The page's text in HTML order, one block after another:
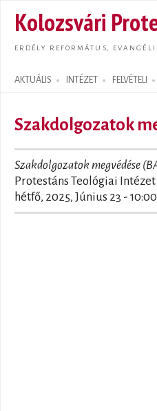
Kolozsvári
ERDÉLY REFORMÁTUS,
AKTUÁLIS INTÉZET FELVÉTELI
Search form
Szakdolgozatok
Szakdolgozatok megvédése
Protestáns Teológiai Intézet
hétfő, 2025, Június 23 - 10:00